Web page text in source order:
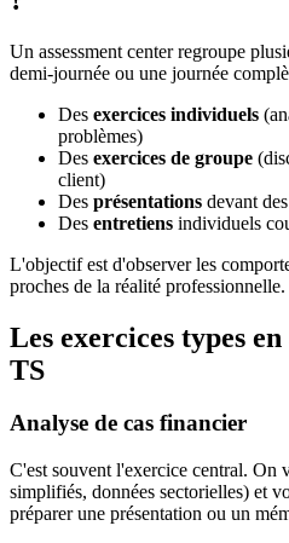
Un assessment center regroupe
demi-journée ou une journée
Des exercices individuels
problèmes)
Des exercices de groupe
client)
Des présentations devant
Des entretiens individuels
L'objectif est d'observer les
proches de la réalité professionnelle.
Les exercices types
TS
Analyse de cas financier
C'est souvent l'exercice central. On
simplifiés, données sectorielles) et
préparer une présentation ou un